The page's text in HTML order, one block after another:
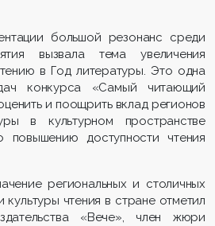
большой резонанс среди
вызвала тема увеличения
в Год литературы. Это одна
конкурса «Самый читающий
и поощрить вклад регионов
в культурном пространстве
повышению доступности чтения
региональных и столичных
культуры чтения в стране отметил
«Вече», член жюри